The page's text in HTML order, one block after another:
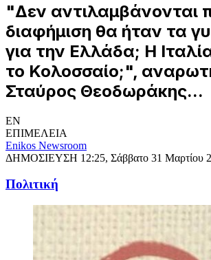
"Δεν αντιλαμβάνονται
διαφήμιση θα ήταν τα
για την Ελλάδα; Η Ιταλία
το Κολοσσαίο;",
Σταύρος Θεοδωράκης...
EN
ΕΠΙΜΕΛΕΙΑ
Enikos Newsroom
ΔΗΜΟΣΙΕΥΣΗ 12:25, Σάββατο 31 Μαρτίου
Πολιτική